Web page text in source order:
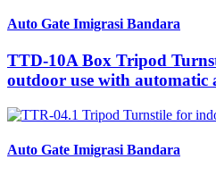
Auto Gate Imigrasi Bandara
TTD-10A Box Tripod
outdoor use with automatic
Auto Gate Imigrasi Bandara